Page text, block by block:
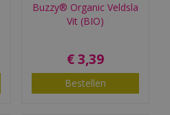
Buzzy® Organic Veldsla
Vit (BIO)
€ 3,39
Bestellen